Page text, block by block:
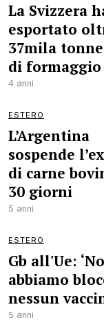
La Svizzera
esportato
37mila
di formaggio
4 anni
ESTERO
L’Argentina
sospende
di carne
30 giorni
5 anni
ESTERO
Gb all'Ue:
abbiamo
nessun
5 anni